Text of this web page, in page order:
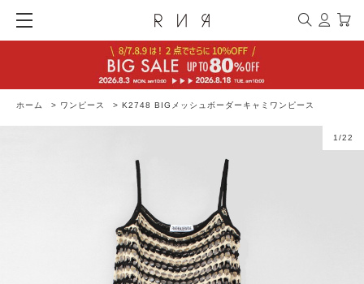
ホーム > ワンピース > K2748 BIGメッシュボーダーキャミワンピース
1 /22